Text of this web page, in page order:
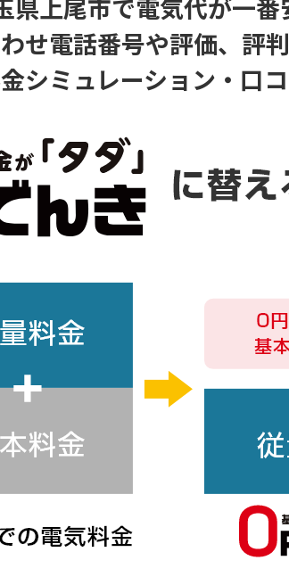
県上尾市で電気代が一
せ電話番号や評価、評
シミュレーション・口